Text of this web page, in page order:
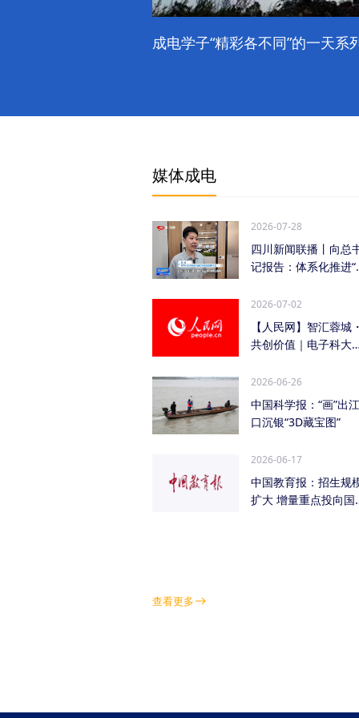
成电学子“精彩各不同”的一天系
媒体成电
2026-07-28
四川新闻联播丨向总
记报告：体系化推进“
2026-07-02
【人民网】智汇蓉城
共创价值｜电子科大
2026-06-26
中国科学报：“画”出江
口沉银“3D藏宝图”
2026-06-17
中国教育报：招生规
扩大 增量重点投向国
查看更多